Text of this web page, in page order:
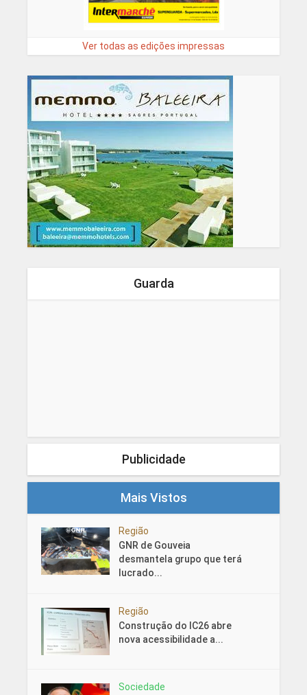
Ver todas as edições impressas
Guarda
Publicidade
Mais Vistos
Região
GNR de Gouveia
desmantela grupo que terá
lucrado...
Região
Construção do IC26 abre
nova acessibilidade a...
Sociedade